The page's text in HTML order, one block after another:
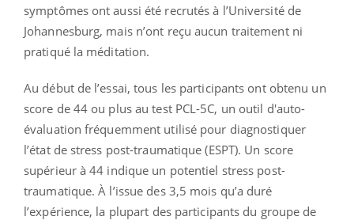
symptômes ont aussi été recrutés à l’Université de
Johannesburg, mais n’ont reçu aucun traitement ni
pratiqué la méditation.
Au début de l’essai, tous les participants ont obtenu un
score de 44 ou plus au test PCL-5C, un outil d'auto-
évaluation fréquemment utilisé pour diagnostiquer
l’état de stress post-traumatique (ESPT). Un score
supérieur à 44 indique un potentiel stress post-
traumatique. À l’issue des 3,5 mois qu’a duré
l’expérience, la plupart des participants du groupe de